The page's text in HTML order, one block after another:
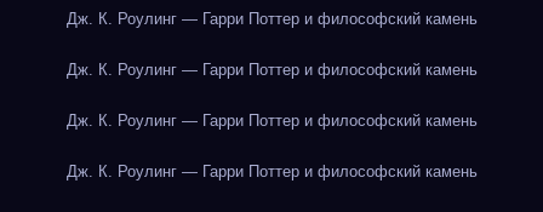
Дж. К. Роулинг — Гарри Поттер и философский камень
Дж. К. Роулинг — Гарри Поттер и философский камень
Дж. К. Роулинг — Гарри Поттер и философский камень
Дж. К. Роулинг — Гарри Поттер и философский камень